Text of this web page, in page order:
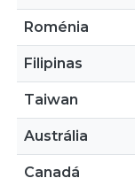
Roménia
Filipinas
Taiwan
Austrália
Canadá